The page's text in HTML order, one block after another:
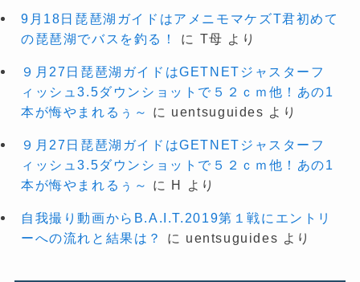
9月18日琵琶湖ガイドはアメニモマケズT君初めて
の琵琶湖でバスを釣る！
に T母 より
９月27日琵琶湖ガイドはGETNETジャスターフ
ィッシュ3.5ダウンショットで５２ｃｍ他！あの1
本が悔やまれるぅ～
に uentsuguides より
９月27日琵琶湖ガイドはGETNETジャスターフ
ィッシュ3.5ダウンショットで５２ｃｍ他！あの1
本が悔やまれるぅ～
に H より
自我撮り動画からB.A.I.T.2019第１戦にエントリ
ーへの流れと結果は？
に uentsuguides より